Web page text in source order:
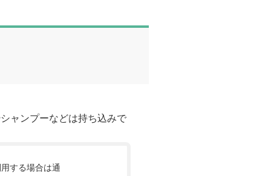
ャンプーなどは持ち込みで
する場合は通